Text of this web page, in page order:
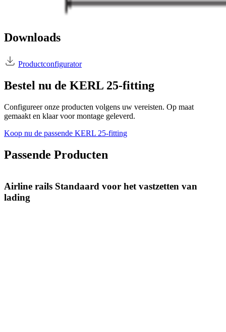
Downloads
Productconfigurator
Bestel nu de KERL 25-fitting
Configureer onze producten volgens uw vereisten. Op maat
gemaakt en klaar voor montage geleverd.
Koop nu de passende KERL 25-fitting
Passende Producten
Airline rails Standaard voor het vastzetten van
lading